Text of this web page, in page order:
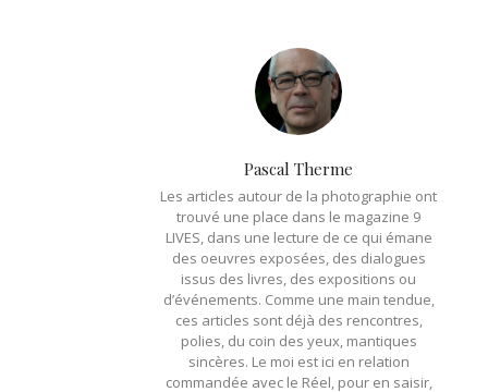
Pascal Therme
Les articles autour de la photographie ont
trouvé une place dans le magazine 9
LIVES, dans une lecture de ce qui émane
des oeuvres exposées, des dialogues
issus des livres, des expositions ou
d’événements. Comme une main tendue,
ces articles sont déjà des rencontres,
polies, du coin des yeux, mantiques
sincères. Le moi est ici en relation
commandée avec le Réel, pour en saisir,